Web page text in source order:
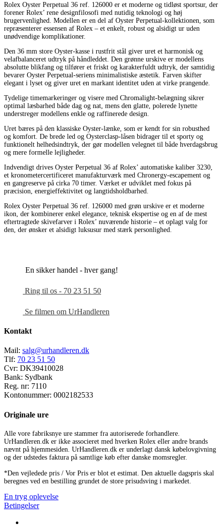
Rolex Oyster Perpetual 36 ref. 126000 er et moderne og tidløst sportsur, der
forener Rolex’ rene designfilosofi med nutidig teknologi og høj
brugervenlighed. Modellen er en del af Oyster Perpetual-kollektionen, som
repræsenterer essensen af Rolex – et enkelt, robust og alsidigt ur uden
unødvendige komplikationer.
Den 36 mm store Oyster-kasse i rustfrit stål giver uret et harmonisk og
velafbalanceret udtryk på håndleddet. Den grønne urskive er modellens
absolutte blikfang og tilfører et friskt og karakterfuldt udtryk, der samtidig
bevarer Oyster Perpetual-seriens minimalistiske æstetik. Farven skifter
elegant i lyset og giver uret en markant identitet uden at virke prangende.
Tydelige timemarkeringer og visere med Chromalight-belægning sikrer
optimal læsbarhed både dag og nat, mens den glatte, polerede lynette
understreger modellens enkle og raffinerede design.
Uret bæres på den klassiske Oyster-lænke, som er kendt for sin robusthed
og komfort. De brede led og Oysterclasp-låsen bidrager til et sporty og
funktionelt helhedsindtryk, der gør modellen velegnet til både hverdagsbrug
og mere formelle lejligheder.
Indvendigt drives Oyster Perpetual 36 af Rolex’ automatiske kaliber 3230,
et kronometercertificeret manufakturværk med Chronergy-escapement og
en gangreserve på cirka 70 timer. Værket er udviklet med fokus på
præcision, energieffektivitet og langtidsholdbarhed.
Rolex Oyster Perpetual 36 ref. 126000 med grøn urskive er et moderne
ikon, der kombinerer enkel elegance, teknisk ekspertise og en af de mest
eftertragtede skivefarver i Rolex’ nuværende historie – et oplagt valg for
den, der ønsker et alsidigt luksusur med stærk personlighed.
En sikker handel - hver gang!
Ring til os - 70 23 51 50
Se filmen om UrHandleren
Kontakt
Mail: salg@urhandleren.dk
Tlf: 70 23 51 50
Cvr: DK39410028
Bank: Sydbank
Reg. nr: 7110
Kontonummer: 0002182533
Originale ure
Alle vore fabriksnye ure stammer fra autoriserede forhandlere.
UrHandleren.dk er ikke associeret med hverken Rolex eller andre brands
nævnt på hjemmesiden. UrHandleren.dk er underlagt dansk købelovgivning
og der udstedes faktura på samtlige køb efter danske momsregler.
*Den vejledede pris / Vor Pris er blot et estimat. Den aktuelle dagspris skal
beregnes ved en bestilling grundet de store prisudsving i markedet.
En tryg oplevelse
Betingelser